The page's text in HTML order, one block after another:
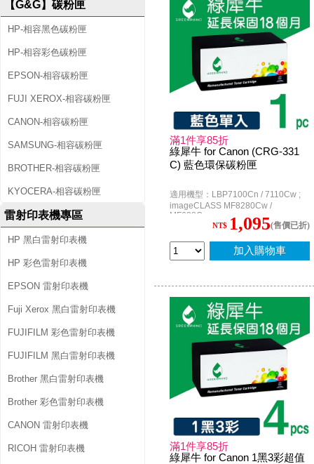
【G&G】碳粉匣
HP-相容黑色碳粉匣
HP-相容彩色碳粉匣
EPSON-相容碳粉匣
FUJI XEROX-相容碳粉匣
CANON-相容碳粉匣
SAMSUNG-相容碳粉匣
BROTHER-相容碳粉匣
KYOCERA-相容碳粉匣
雷射印表機專區
HP 黑白雷射印表機
HP 彩色雷射印表機
EPSON 雷射印表機
Fuji Xerox 黑白雷射印表機
FUJIFILM 彩色雷射印表機
FUJIFILM 黑白雷射印表機
Brother 黑白雷射印表機
Brother 彩色雷射印表機
CANON 雷射印表機
RICOH 雷射印表機
滿1件享85折
綠犀牛 for Canon (CRG-331
C) 藍色環保碳粉匣
適用機型：LBP7100Cn / 7110Cw ;
imageCLASS MF8280Cw /
MF628Cw
NT$ 1,095(售價已折)
加入購物車
滿1件享85折
綠犀牛 for Canon 1黑3彩超值